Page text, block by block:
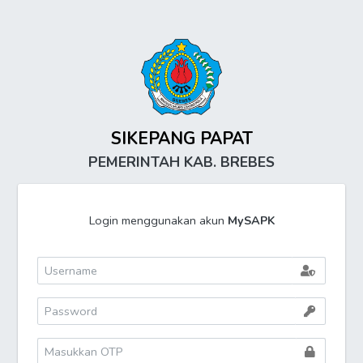
SIKEPANG PAPAT
PEMERINTAH KAB. BREBES
Login menggunakan akun MySAPK